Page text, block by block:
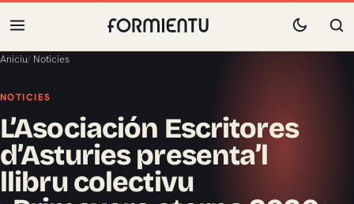
Aniciu/ Noticies
NOTICIES
L’Asociación Escritores
d’Asturies presenta’l
llibru colectivu